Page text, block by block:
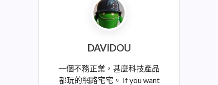
DAVIDOU
一個不務正業，甚麼科技產品
都玩的網路宅宅。 If you want